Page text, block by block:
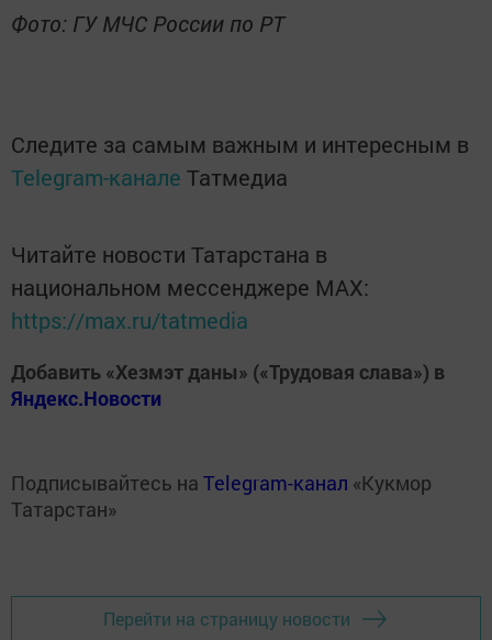
Фото: ГУ МЧС России по РТ
Следите за самым важным и интересным в
Telegram-канале Татмедиа
Читайте новости Татарстана в
национальном мессенджере MАХ:
https://max.ru/tatmedia
Добавить «Хезмэт даны» («Трудовая слава») в
Яндекс.Новости
Подписывайтесь на Telegram-канал «Кукмор
Татарстан»
Перейти на страницу новости